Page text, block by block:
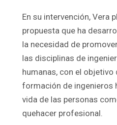
En su intervención, Vera
propuesta que ha
la necesidad de
las disciplinas de
humanas, con el objetivo
formación de ingenieros
vida de las personas
quehacer profesional.